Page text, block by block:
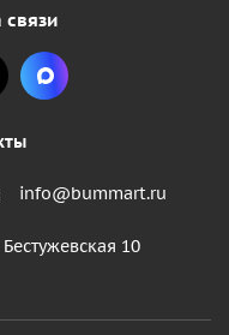
связи
info@bummart.ru
10